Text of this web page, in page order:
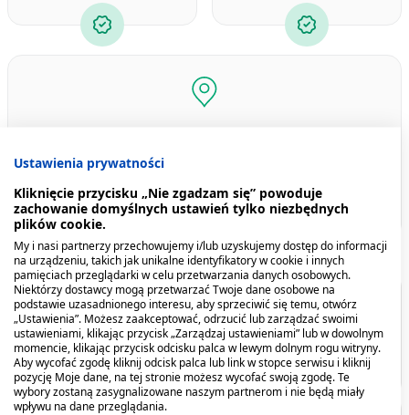
DHL - Automaty DHL BOX 24/7 i punkty POP
InPost Paczkomat® 24/7 - InPost Paczkomat® 24/7
Spis treści
Producent - podmiot odpowiedzialny
Ustawienia prywatności
Kliknięcie przycisku „Nie zgadzam się” powoduje
zachowanie domyślnych ustawień tylko niezbędnych
plików cookie.
My i nasi partnerzy przechowujemy i/lub uzyskujemy dostęp do informacji
na urządzeniu, takich jak unikalne identyfikatory w cookie i innych
pamięciach przeglądarki w celu przetwarzania danych osobowych.
Niektórzy dostawcy mogą przetwarzać Twoje dane osobowe na
podstawie uzasadnionego interesu, aby sprzeciwić się temu, otwórz
„Ustawienia”. Możesz zaakceptować, odrzucić lub zarządzać swoimi
ustawieniami, klikając przycisk „Zarządzaj ustawieniami” lub w dowolnym
momencie, klikając przycisk odcisku palca w lewym dolnym rogu witryny.
Aby wycofać zgodę kliknij odcisk palca lub link w stopce serwisu i kliknij
pozycję Moje dane, na tej stronie możesz wycofać swoją zgodę. Te
wybory zostaną zasygnalizowane naszym partnerom i nie będą miały
wpływu na dane przeglądania.